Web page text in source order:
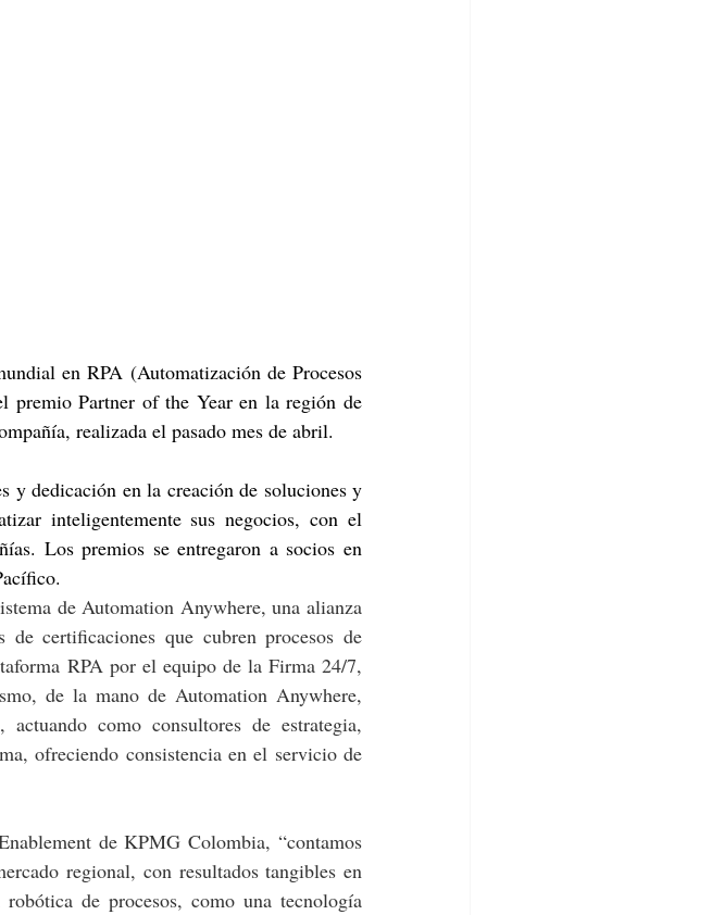
en RPA (Automatización de Procesos
premio Partner of the Year en la región de
realizada el pasado mes de abril.
y dedicación en la creación de soluciones y
inteligentemente sus negocios, con el
Los premios se entregaron a socios en
de Automation Anywhere, una alianza
certificaciones que cubren procesos de
RPA por el equipo de la Firma 24/7,
de la mano de Automation Anywhere,
como consultores de estrategia,
ofreciendo consistencia en el servicio de
de KPMG Colombia, “contamos
regional, con resultados tangibles en
de procesos, como una tecnología